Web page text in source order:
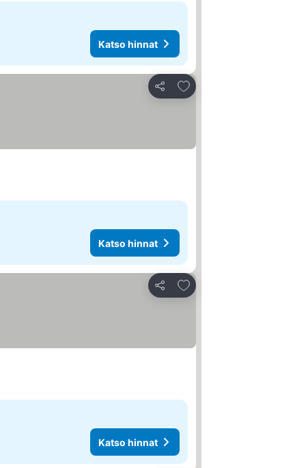
Katso hinnat
Jaa
Lisää suosikkeihin
Katso hinnat
Jaa
Lisää suosikkeihin
Katso hinnat